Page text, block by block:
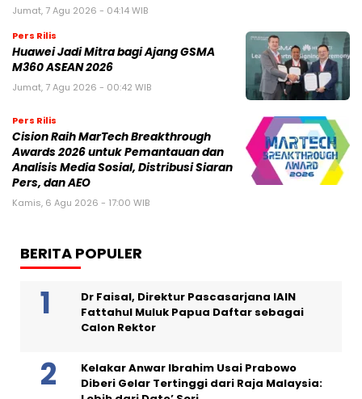
Jumat, 7 Agu 2026 - 04:14 WIB
Pers Rilis
Huawei Jadi Mitra bagi Ajang GSMA
M360 ASEAN 2026
Jumat, 7 Agu 2026 - 00:42 WIB
Pers Rilis
Cision Raih MarTech Breakthrough
Awards 2026 untuk Pemantauan dan
Analisis Media Sosial, Distribusi Siaran
Pers, dan AEO
Kamis, 6 Agu 2026 - 17:00 WIB
BERITA POPULER
Dr Faisal, Direktur Pascasarjana IAIN
Fattahul Muluk Papua Daftar sebagai
Calon Rektor
Kelakar Anwar Ibrahim Usai Prabowo
Diberi Gelar Tertinggi dari Raja Malaysia: